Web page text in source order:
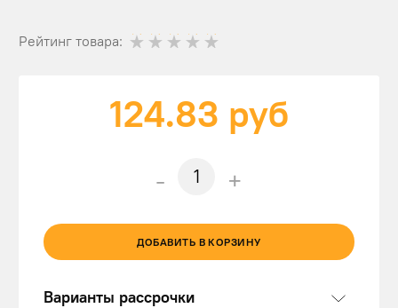
Рейтинг товара:
124.83 руб
- +
ДОБАВИТЬ В КОРЗИНУ
Варианты рассрочки